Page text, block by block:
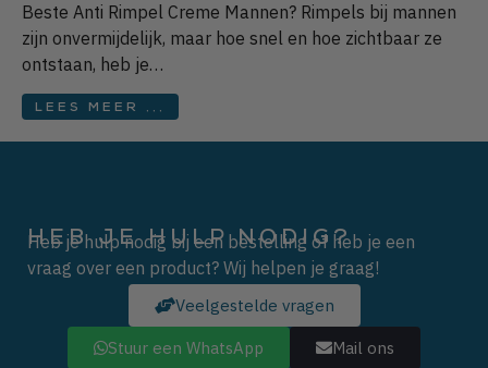
Beste Anti Rimpel Creme Mannen? Rimpels bij mannen
zijn onvermijdelijk, maar hoe snel en hoe zichtbaar ze
ontstaan, heb je…
LEES MEER ...
HEB JE HULP NODIG?
Heb je hulp nodig bij een bestelling of heb je een
vraag over een product? Wij helpen je graag!
Veelgestelde vragen
Stuur een WhatsApp Mail ons